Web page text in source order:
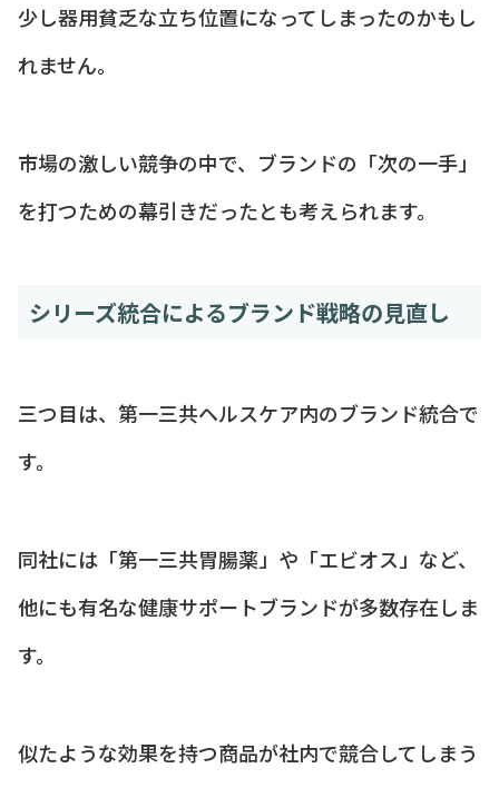
少し器用貧乏な立ち位置になってしまったのかもし
れません。
市場の激しい競争の中で、ブランドの「次の一手」
を打つための幕引きだったとも考えられます。
シリーズ統合によるブランド戦略の見直し
三つ目は、第一三共ヘルスケア内のブランド統合で
す。
同社には「第一三共胃腸薬」や「エビオス」など、
他にも有名な健康サポートブランドが多数存在しま
す。
似たような効果を持つ商品が社内で競合してしまう